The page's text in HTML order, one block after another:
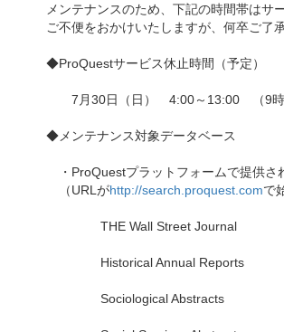
メンテナンスのため、下記の時間帯はサ
ご不便をおかけいたしますが、何卒ご了
◆ProQuestサービス休止時間（予定）
7月30日（日） 4:00～13:00 （9時間
◆メンテナンス対象データベース
・ProQuestプラットフォームで提供さ
（URLがhttp://search.proquest.comで
THE Wall Street Journal
Historical Annual Reports
Sociological Abstracts